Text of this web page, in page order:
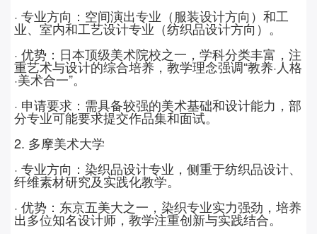
· 专业方向：空间演出专业（服装设计方向）和工
业、室内和工艺设计专业（纺织品设计方向）。
· 优势：日本顶级美术院校之一，学科分类丰富，注
重艺术与设计的综合培养，教学理念强调“教养·人格
·美术合一”。
· 申请要求：需具备较强的美术基础和设计能力，部
分专业可能要求提交作品集和面试。
2. 多摩美术大学
· 专业方向：染织品设计专业，侧重于纺织品设计、
纤维素材研究及实践化教学。
· 优势：东京五美大之一，染织专业实力强劲，培养
出多位知名设计师，教学注重创新与实践结合。